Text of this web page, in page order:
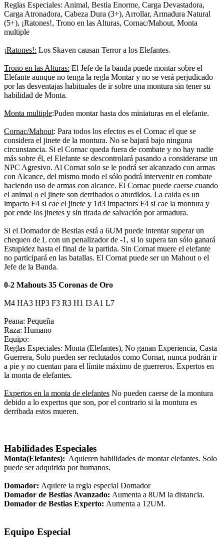
Reglas Especiales: Animal, Bestia Enorme, Carga Devastadora,
Carga Atronadora, Cabeza Dura (3+), Arrollar, Armadura Natural
(5+), ¡Ratones!, Trono en las Alturas, Cornac/Mahout, Monta
multiple
¡Ratones!: Los Skaven causan Terror a los Elefantes.
Trono en las Alturas: El Jefe de la banda puede montar sobre el
Elefante aunque no tenga la regla Montar y no se verá perjudicado
por las desventajas habituales de ir sobre una montura sin tener su
habilidad de Monta.
Monta multiple:Puden montar hasta dos miniaturas en el elefante.
Cornac/Mahout: Para todos los efectos es el Cornac el que se
considera el jinete de la montura. No se bajará bajo ninguna
circunstancia. Si el Cornac queda fuera de combate y no hay nadie
más sobre él, el Elefante se descontrolará pasando a considerarse un
NPC Agresivo. Al Cornat solo se le podrá ser alcanzado con armas
con Alcance, del mismo modo el sólo podrá intervenir en combate
haciendo uso de armas con alcance. El Cornac puede caerse cuando
el animal o el jinete son derribados o aturdidos. La caida es un
impacto F4 si cae el jinete y 1d3 impactors F4 si cae la montura y
por ende los jinetes y sin tirada de salvación por armadura.
Si el Domador de Bestias está a 6UM puede intentar superar un
chequeo de L con un penalizador de -1, si lo supera tan sólo ganará
Estupidez hasta el final de la partida. Sin Cornat muere el elefante
no participará en las batallas. El Cornat puede ser un Mahout o el
Jefe de la Banda.
0-2 Mahouts 35 Coronas de Oro
M4 HA3 HP3 F3 R3 H1 I3 A1 L7
Peana: Pequeña
Raza: Humano
Equipo:
Reglas Especiales: Monta (Elefantes), No ganan Experiencia, Casta
Guerrera, Solo pueden ser reclutados como Cornat, nunca podrán ir
a pie y no cuentan para el límite máximo de guerreros. Expertos en
la monta de elefantes.
Expertos en la monta de elefantes No pueden caerse de la montura
debido a lo expertos que son, por el contrario si la montura es
derribada estos mueren.
Habilidades Especiales
Monta(Elefantes): Aquieren habilidades de montar elefantes. Solo
puede ser adquirida por humanos.
Domador: Aquiere la regla especial Domador
Domador de Bestias Avanzado: Aumenta a 8UM la distancia.
Domador de Bestias Experto: Aumenta a 12UM.
Equipo Especial